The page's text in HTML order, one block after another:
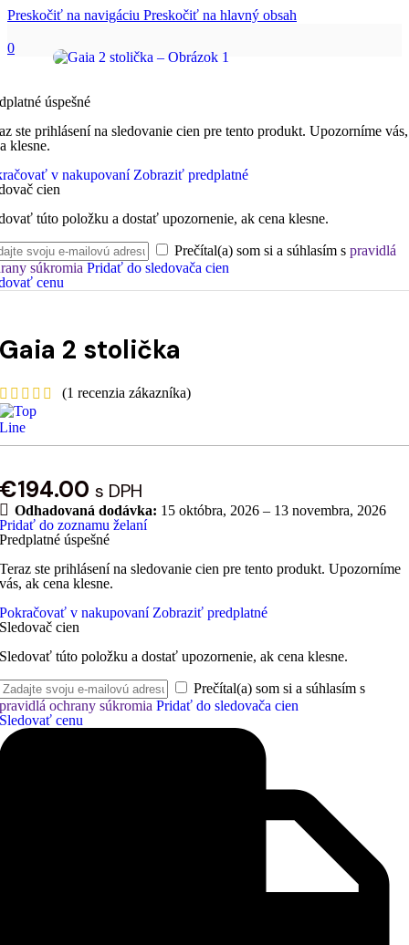
Preskočiť na navigáciu Preskočiť na hlavný obsah
0
úspešné
ste prihlásení na sledovanie cien pre tento produkt. Upozorníme
klesne.
v nakupovaní Zobraziť predplatné
cien
túto položku a dostať upozornenie, ak cena klesne.
Prečítal(a) som si a súhlasím s pravidlá
súkromia Pridať do sledovača cien
cenu
Gaia 2 stolička
(1 recenzia zákazníka)
€194.00 s DPH
Odhadovaná dodávka: 15 októbra, 2026 – 13 novembra, 2026
Pridať do zoznamu želaní
Predplatné úspešné
Teraz ste prihlásení na sledovanie cien pre tento produkt. Upozorníme
vás, ak cena klesne.
Pokračovať v nakupovaní Zobraziť predplatné
Sledovač cien
Sledovať túto položku a dostať upozornenie, ak cena klesne.
Prečítal(a) som si a súhlasím s
pravidlá ochrany súkromia Pridať do sledovača cien
Sledovať cenu